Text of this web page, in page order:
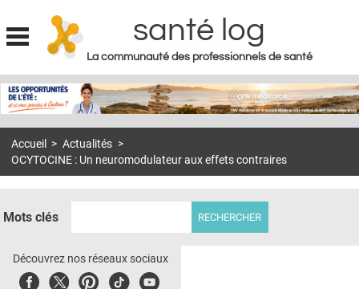
Jump to navigation
santé log
La communauté des professionnels de santé
MON COMPTE
S'ABONNER À LA REVUE SOIN À DOMICILE
DOSSIERS
E-REVUE SAD
Accueil > Actualités >
OCYTOCINE : Un neuromodulateur aux effets contraires
Mots clés
Découvrez nos réseaux sociaux
FacebookTwitterPinterest
TiktokYoubute